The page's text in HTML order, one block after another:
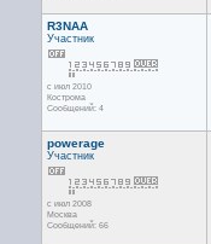
R3NAA
Участник
с июл 2010
Кострома
Сообщений: 4
powerage
Участник
с июл 2008
Москва
Сообщений: 66